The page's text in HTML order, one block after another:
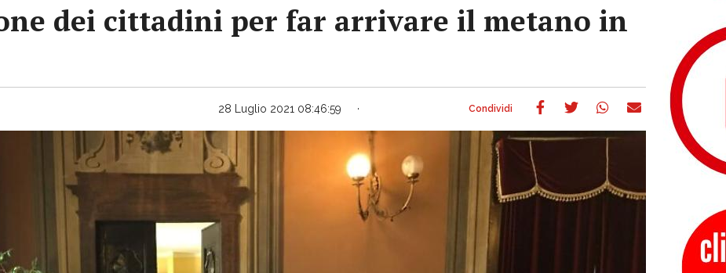
dei cittadini per far arrivare il metano in
28 Luglio 2021 08:46:59